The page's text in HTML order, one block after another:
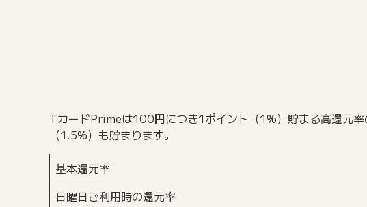
TカードPrimeは100円につき1ポイント（1%）貯まる高還元
（1.5%）も貯まります。
基本還元率
日曜日ご利用時の還元率